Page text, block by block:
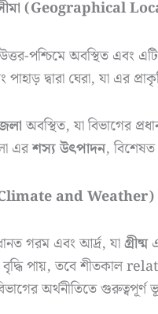
সীমা (Geographical
পশ্চিমে অবস্থিত এবং
পাহাড় দ্বারা ঘেরা, যা
অবস্থিত, যা বিভাগের
এরশস্য উৎপাদন, বিশেষত
and Weather)
গরম এবং আর্দ্র, যাগ্রীষ্ম
বৃদ্ধি পায়, তবে শীতকাল
অর্থনীতিতে গুরুত্বপূর্ণ